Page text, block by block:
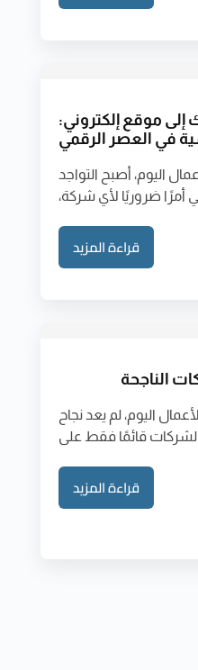
إلى موقع إلكتروني:
في العصر الرقمي
اليوم، أصبح التواجد
أمرًا ضروريًا لأي شركة،
قراءة المزيد
الناجحة
اليوم، لم يعد نجاح
قائمًا فقط على
قراءة المزيد